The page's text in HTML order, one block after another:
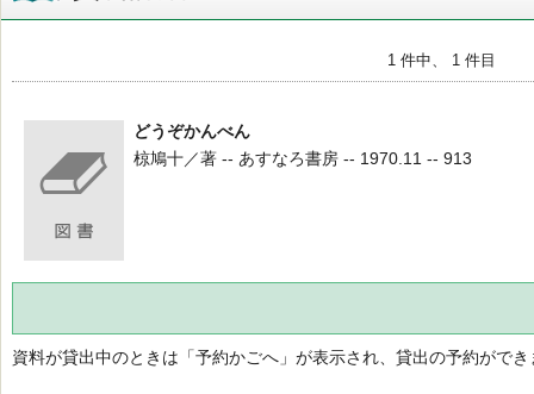
1 件中、 1 件目
どうぞかんべん
椋鳩十／著 -- あすなろ書房 -- 1970.11 -- 913
資料が貸出中のときは「予約かごへ」が表示され、貸出の予約ができ